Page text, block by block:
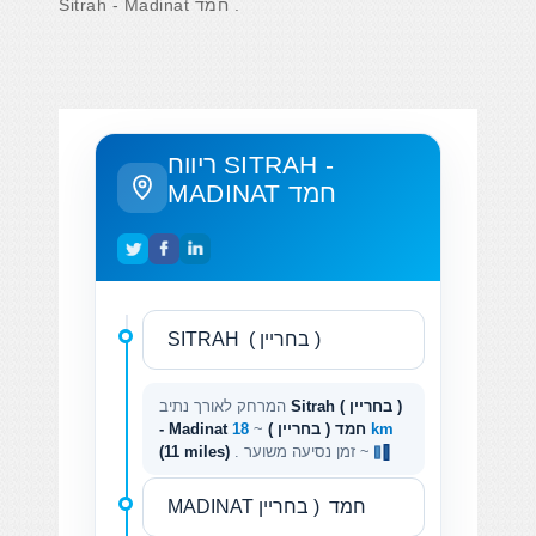
ריווח SITRAH -
MADINAT חמד
Sitrah ( בחריין )
- Madinat חמד ( בחריין ) ~
18 km
(11 miles)
. זמן נסיעה משוער ~